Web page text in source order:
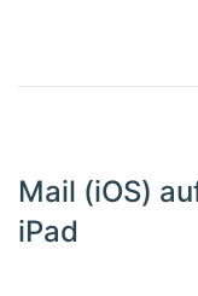
Mail (iOS)
iPad